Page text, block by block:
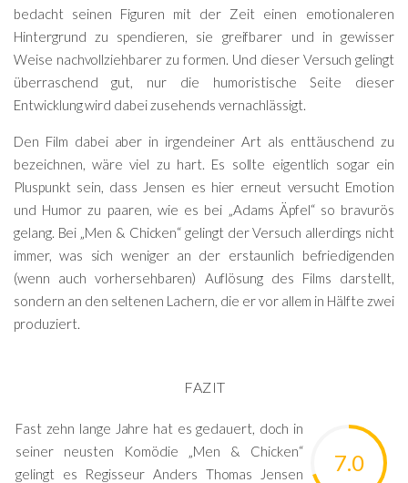
bedacht seinen Figuren mit der Zeit einen emotionaleren
Hintergrund zu spendieren, sie greifbarer und in gewisser
Weise nachvollziehbarer zu formen. Und dieser Versuch gelingt
überraschend gut, nur die humoristische Seite dieser
Entwicklung wird dabei zusehends vernachlässigt.
Den Film dabei aber in irgendeiner Art als enttäuschend zu
bezeichnen, wäre viel zu hart. Es sollte eigentlich sogar ein
Pluspunkt sein, dass Jensen es hier erneut versucht Emotion
und Humor zu paaren, wie es bei „Adams Äpfel“ so bravurös
gelang. Bei „Men & Chicken“ gelingt der Versuch allerdings nicht
immer, was sich weniger an der erstaunlich befriedigenden
(wenn auch vorhersehbaren) Auflösung des Films darstellt,
sondern an den seltenen Lachern, die er vor allem in Hälfte zwei
produziert.
FAZIT
7.0
Fast zehn lange Jahre hat es gedauert, doch in
seiner neusten Komödie „Men & Chicken“
gelingt es Regisseur Anders Thomas Jensen